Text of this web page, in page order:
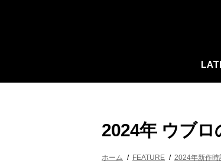
2024年 ウブロ
ホーム FEATURE 2024年新作時